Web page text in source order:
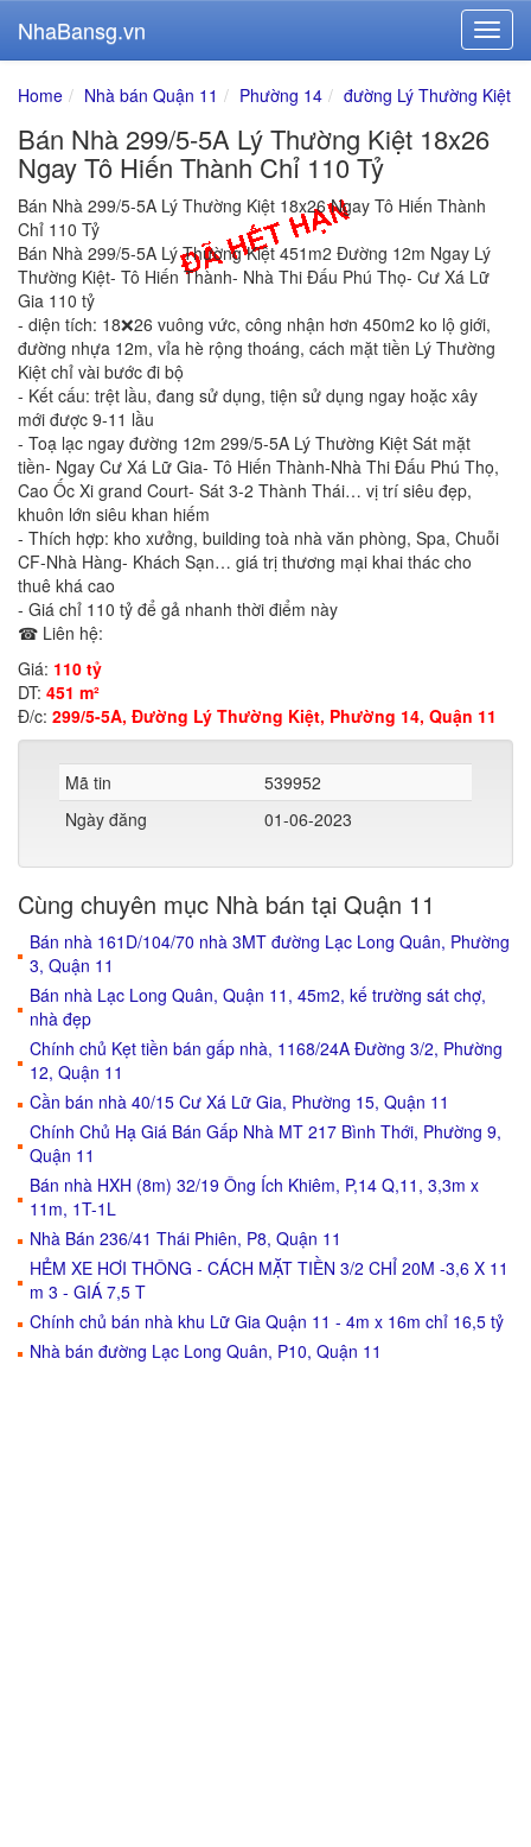
NhaBansg.vn
Home Nhà bán Quận 11 Phường 14 đường Lý Thường Kiệt
Bán Nhà 299/5-5A Lý Thường Kiệt 18x26
Ngay Tô Hiến Thành Chỉ 110 Tỷ
Bán Nhà 299/5-5A Lý Thường Kiệt 18x26 Ngay Tô Hiến Thành
Chỉ 110 Tỷ
Bán Nhà 299/5-5A Lý Thường Kiệt 451m2 Đường 12m Ngay Lý
Thường Kiệt- Tô Hiến Thành- Nhà Thi Đấu Phú Thọ- Cư Xá Lữ
Gia 110 tỷ
- diện tích: 18❌26 vuông vức, công nhận hơn 450m2 ko lộ giới,
đường nhựa 12m, vỉa hè rộng thoáng, cách mặt tiền Lý Thường
Kiệt chỉ vài bước đi bộ
- Kết cấu: trệt lầu, đang sử dụng, tiện sử dụng ngay hoặc xây
mới được 9-11 lầu
- Toạ lạc ngay đường 12m 299/5-5A Lý Thường Kiệt Sát mặt
tiền- Ngay Cư Xá Lữ Gia- Tô Hiến Thành-Nhà Thi Đấu Phú Thọ,
Cao Ốc Xi grand Court- Sát 3-2 Thành Thái… vị trí siêu đẹp,
khuôn lớn siêu khan hiếm
- Thích hợp: kho xưởng, building toà nhà văn phòng, Spa, Chuỗi
CF-Nhà Hàng- Khách Sạn… giá trị thương mại khai thác cho
thuê khá cao
- Giá chỉ 110 tỷ để gả nhanh thời điểm này
☎ Liên hệ:
Giá: 110 tỷ
DT: 451 m²
Đ/c: 299/5-5A, Đường Lý Thường Kiệt, Phường 14, Quận 11
Mã tin
539952
Ngày đăng
01-06-2023
Cùng chuyên mục Nhà bán tại Quận 11
Bán nhà 161D/104/70 nhà 3MT đường Lạc Long Quân, Phường
3, Quận 11
Bán nhà Lạc Long Quân, Quận 11, 45m2, kế trường sát chợ,
nhà đẹp
Chính chủ Kẹt tiền bán gấp nhà, 1168/24A Đường 3/2, Phường
12, Quận 11
Cần bán nhà 40/15 Cư Xá Lữ Gia, Phường 15, Quận 11
Chính Chủ Hạ Giá Bán Gấp Nhà MT 217 Bình Thới, Phường 9,
Quận 11
Bán nhà HXH (8m) 32/19 Ông Ích Khiêm, P,14 Q,11, 3,3m x
11m, 1T-1L
Nhà Bán 236/41 Thái Phiên, P8, Quận 11
HẺM XE HƠI THÔNG - CÁCH MẶT TIỀN 3/2 CHỈ 20M -3,6 X 11
m 3 - GIÁ 7,5 T
Chính chủ bán nhà khu Lữ Gia Quận 11 - 4m x 16m chỉ 16,5 tỷ
Nhà bán đường Lạc Long Quân, P10, Quận 11